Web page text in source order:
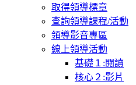
取得領導標章
查詢領導課程/活動
領導影音專區
線上領導活動
基礎１:閱讀
核心２:影片